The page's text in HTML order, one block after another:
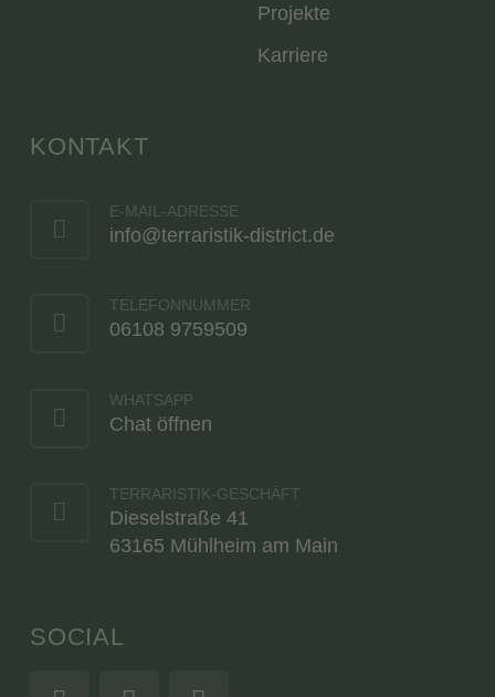
Projekte
Karriere
KONTAKT
E-MAIL-ADRESSE
info@terraristik-district.de
TELEFONNUMMER
06108 9759509
WHATSAPP
Chat öffnen
TERRARISTIK-GESCHÄFT
Dieselstraße 41
63165 Mühlheim am Main
SOCIAL